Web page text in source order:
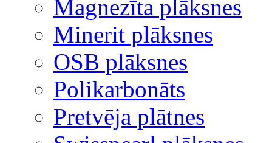
Magnezīta plāksnes
Minerit plāksnes
OSB plāksnes
Polikarbonāts
Pretvēja plātnes